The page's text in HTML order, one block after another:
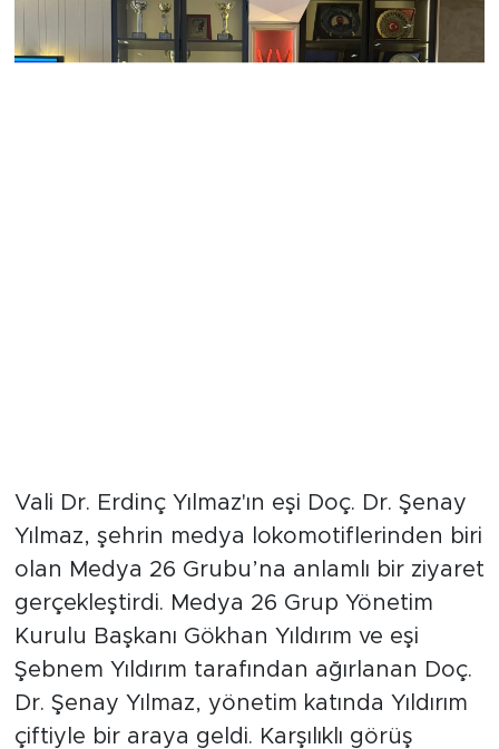
Vali Dr. Erdinç Yılmaz'ın eşi Doç. Dr. Şenay
Yılmaz, şehrin medya lokomotiflerinden biri
olan Medya 26 Grubu’na anlamlı bir ziyaret
gerçekleştirdi. Medya 26 Grup Yönetim
Kurulu Başkanı Gökhan Yıldırım ve eşi
Şebnem Yıldırım tarafından ağırlanan Doç.
Dr. Şenay Yılmaz, yönetim katında Yıldırım
çiftiyle bir araya geldi. Karşılıklı görüş